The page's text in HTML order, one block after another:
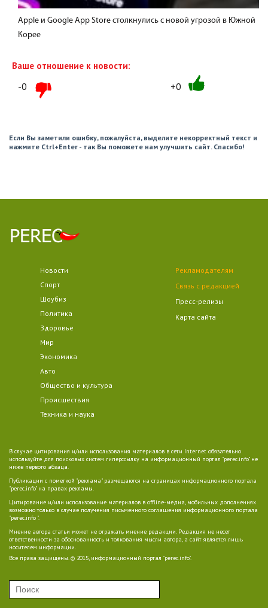
Apple и Google App Store столкнулись с новой угрозой в Южной
Корее
Ваше отношение к новости:
-0 +0
Если Вы заметили ошибку, пожалуйста, выделите некорректный текст и
нажмите Ctrl+Enter - так Вы поможете нам улучшить сайт. Спасибо!
Новости
Спорт
Шоубиз
Политика
Здоровье
Мир
Экономика
Авто
Общество и культура
Происшествия
Техника и наука
Рекламодателям
Связь с редакцией
Пресс-релизы
Карта сайта
В случае цитирования и/или использования материалов в сети Internet обязательно
используйте для поисковых систем гиперссылку на информационный портал "perec.info" не
ниже первого абзаца.
Публикации с пометкой "реклама" размещаются на страницах информационного портала
"perec.info" на правах рекламы.
Цитирование и/или использование материалов в offline-медиа, мобильных дополнениях
возможно только в случае получения письменного соглашения информационного портала
"perec.info ".
Мнение автора статьи может не отражать мнение редакции. Редакция не несет
ответственности за обоснованность и толкования мысли автора, а сайт является лишь
носителем информации.
Все права защищены. © 2015, информационный портал "perec.info".